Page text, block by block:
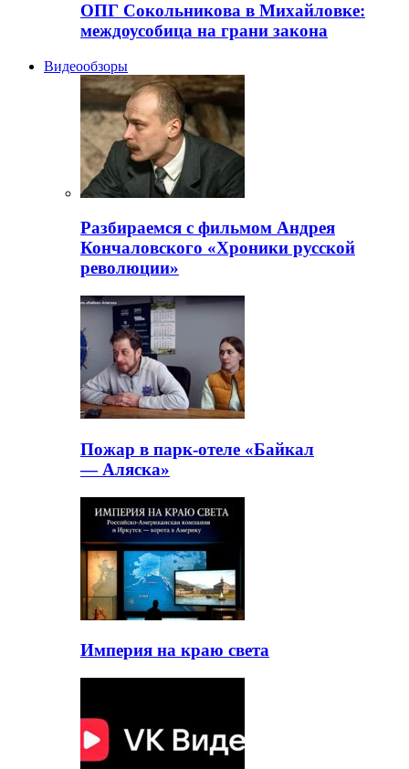
ОПГ Сокольникова в Михайловке:
междоусобица на грани закона
Видеообзоры
Разбираемся с фильмом Андрея
Кончаловского «Хроники русской
революции»
Пожар в парк-отеле «Байкал
— Аляска»
Империя на краю света